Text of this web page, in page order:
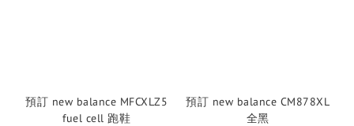
預訂 new balance MFCXLZ5
fuel cell 跑鞋
預訂 new balance CM878XL
全黑